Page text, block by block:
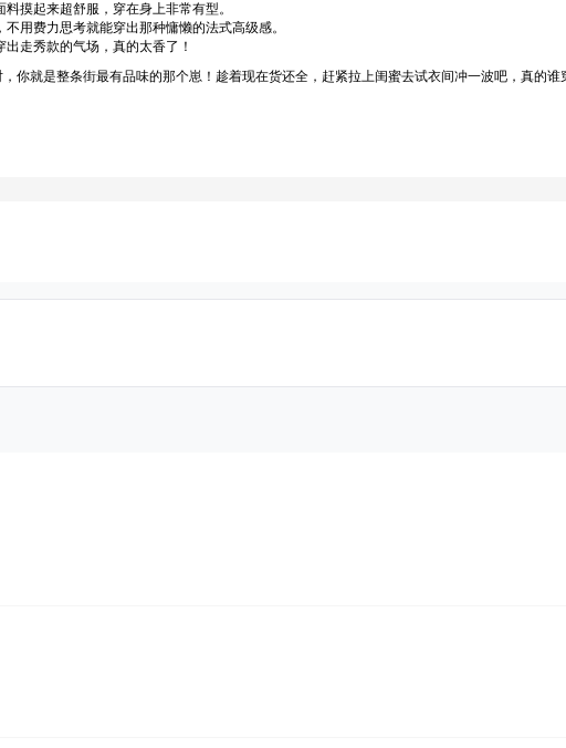
摸起来超舒服，穿在身上非常有型。
用费力思考就能穿出那种慵懒的法式高级感。
出走秀款的气场，真的太香了！
你就是整条街最有品味的那个崽！趁着现在货还全，赶紧拉上闺蜜去试衣间冲一波吧，真的谁